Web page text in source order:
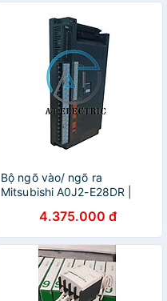
Bộ ngõ vào/ ngõ ra
Mitsubishi A0J2-E28DR |
4.375.000 đ